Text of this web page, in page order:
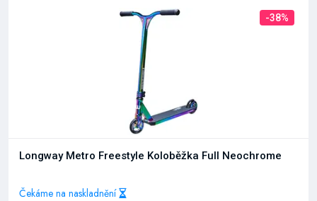
-38%
Longway Metro Freestyle Koloběžka Full Neochrome
Čekáme na naskladnění